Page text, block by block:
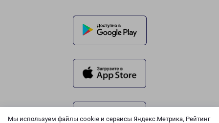
Мы используем файлы cookie и сервисы Яндекс.Метрика, Рейтинг